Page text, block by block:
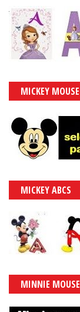
MICKEY MOUSE
MICKEY ABCS
MINNIE MOUSE